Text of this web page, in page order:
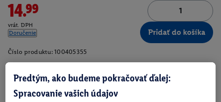
14.99
vrát. DPH
Doručenie
Pridať do košíka
Číslo produktu: 100405355
Predtým, ako budeme pokračovať ďalej:
Spracovanie vašich údajov